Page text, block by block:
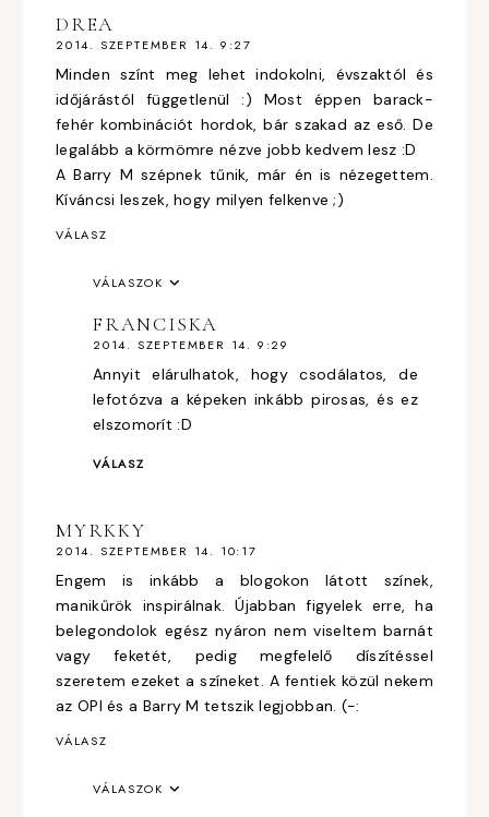
DREA
2014. SZEPTEMBER 14. 9:27
Minden színt meg lehet indokolni, évszaktól és
időjárástól függetlenül :) Most éppen barack-
fehér kombinációt hordok, bár szakad az eső. De
legalább a körmömre nézve jobb kedvem lesz :D
A Barry M szépnek tűnik, már én is nézegettem.
Kíváncsi leszek, hogy milyen felkenve ;)
VÁLASZ
VÁLASZOK
FRANCISKA
2014. SZEPTEMBER 14. 9:29
Annyit elárulhatok, hogy csodálatos, de
lefotózva a képeken inkább pirosas, és ez
elszomorít :D
VÁLASZ
MYRKKY
2014. SZEPTEMBER 14. 10:17
Engem is inkább a blogokon látott színek,
manikűrök inspirálnak. Újabban figyelek erre, ha
belegondolok egész nyáron nem viseltem barnát
vagy feketét, pedig megfelelő díszítéssel
szeretem ezeket a színeket. A fentiek közül nekem
az OPI és a Barry M tetszik legjobban. (-:
VÁLASZ
VÁLASZOK